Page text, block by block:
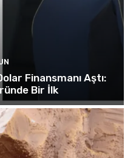
Finansmanı Aştı:
Bir İlk